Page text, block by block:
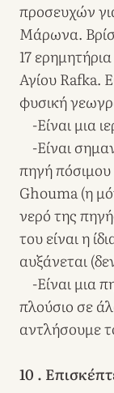
προσευχών
Μάρωνα.
17
Αγίου Rafka.
φυσική
-Είναι μια
-Είναι
πηγή
Ghouma (η
νερό της
του είναι η
αυξάνεται
-Είναι μια
πλούσιο σε
αντλήσουμε
10 .